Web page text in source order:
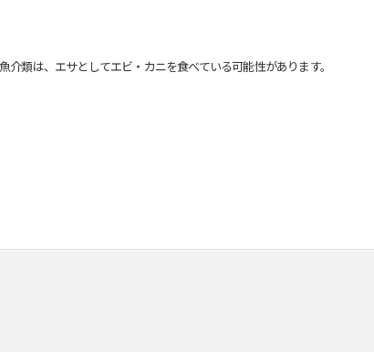
類は、エサとしてエビ・カニを食べている可能性があります。